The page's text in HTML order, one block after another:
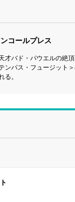
コールプレス
バド・パウエルの絶頂
ンパス・フュージット
る。